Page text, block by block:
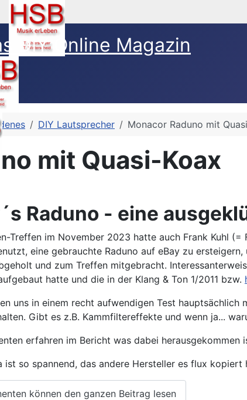
DIY Online Magazin
DIY Lautsprecher Monacor Raduno mit
mit Quasi-Koax
Raduno - eine
Treffen im November 2023 hatte auch Frank Kuhl
eine gebrauchte Raduno auf eBay zu
und zum Treffen mitgebracht.
hatte und die in der Klang & Ton 1/2011 bzw.
uns in einem recht aufwendigen Test
Gibt es z.B. Kammfiltereffekte und wenn ja...
erfahren im Bericht was dabei herausgekommen
ist so spannend, das andere Hersteller es flux kopiert
können den ganzen Beitrag lesen